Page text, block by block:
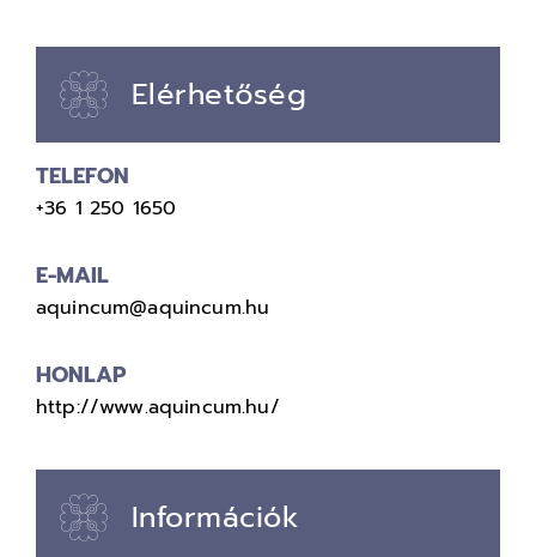
Elérhetőség
TELEFON
+36 1 250 1650
E-MAIL
aquincum@aquincum.hu
HONLAP
http://www.aquincum.hu/
Információk